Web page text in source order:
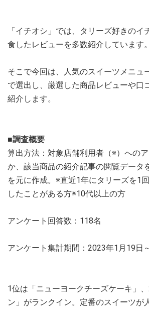
「イチオシ」では、タリーズ好きのイ
食したレビューを多数紹介しています。
そこで今回は、人気のスイーツメニュ
で選出し、厳選した商品レビューや口
紹介します。
■調査概要
算出方法：対象店舗利用者（※）への
か、該当商品の紹介記事の閲覧データ
を元に作成。※直近1年にタリーズを1
したことがある方※10代以上の方
アンケート回答数：118名
アンケート集計期間：2023年1月19日
1位は「ニューヨークチーズケーキ」
ン」がランクイン。定番のスイーツが